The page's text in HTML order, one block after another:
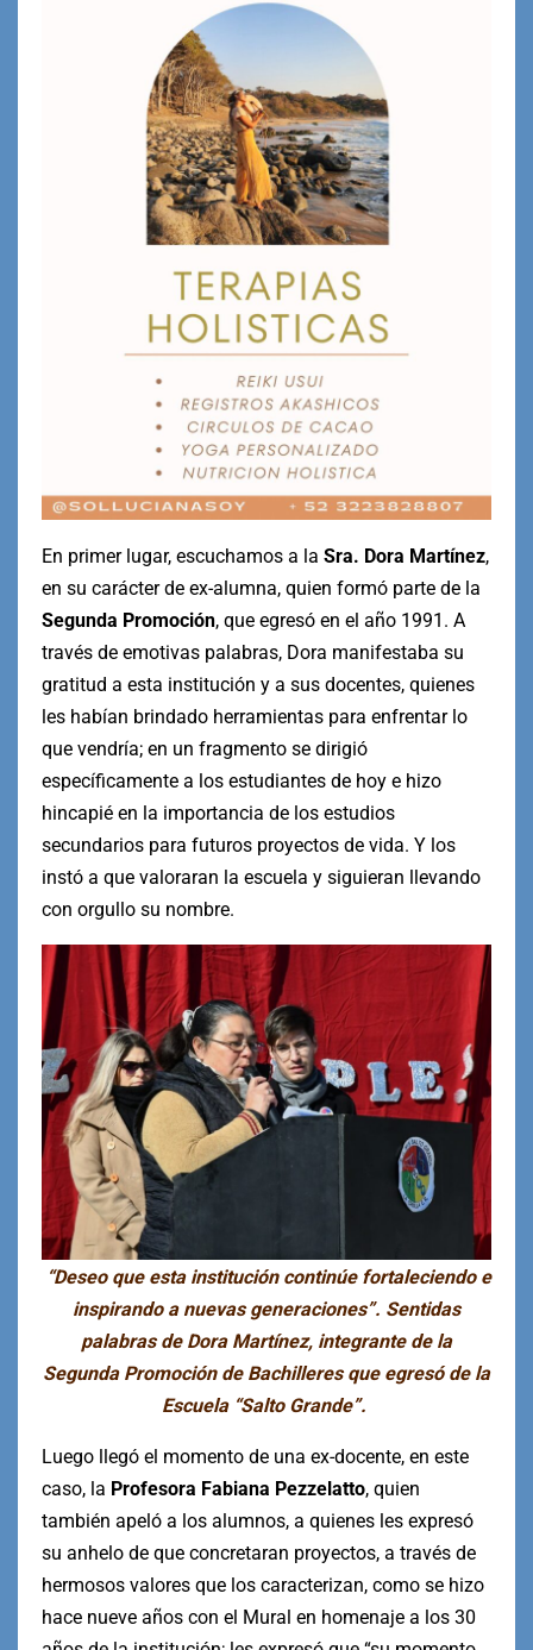
En primer lugar, escuchamos a la Sra. Dora Martínez,
en su carácter de ex-alumna, quien formó parte de la
Segunda Promoción, que egresó en el año 1991. A
través de emotivas palabras, Dora manifestaba su
gratitud a esta institución y a sus docentes, quienes
les habían brindado herramientas para enfrentar lo
que vendría; en un fragmento se dirigió
específicamente a los estudiantes de hoy e hizo
hincapié en la importancia de los estudios
secundarios para futuros proyectos de vida. Y los
instó a que valoraran la escuela y siguieran llevando
con orgullo su nombre.
“Deseo que esta institución continúe fortaleciendo e
inspirando a nuevas generaciones”. Sentidas
palabras de Dora Martínez, integrante de la
Segunda Promoción de Bachilleres que egresó de la
Escuela “Salto Grande”.
Luego llegó el momento de una ex-docente, en este
caso, la Profesora Fabiana Pezzelatto, quien
también apeló a los alumnos, a quienes les expresó
su anhelo de que concretaran proyectos, a través de
hermosos valores que los caracterizan, como se hizo
hace nueve años con el Mural en homenaje a los 30